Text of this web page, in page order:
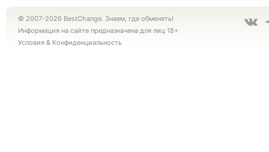
© 2007-2026 BestChange. Знаем, где обменять!
Информация на сайте предназначена для лиц 18+
Условия & Конфиденциальность